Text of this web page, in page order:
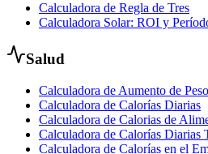
Calculadora de Regla de Tres
Calculadora Solar: ROI y
Salud
Calculadora de Aumento de
Calculadora de Calorías Diarias
Calculadora de Calorias de
Calculadora de Calorías Diarias
Calculadora de Calorías en el